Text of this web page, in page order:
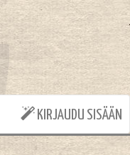
KIRJAUDU SISÄÄN